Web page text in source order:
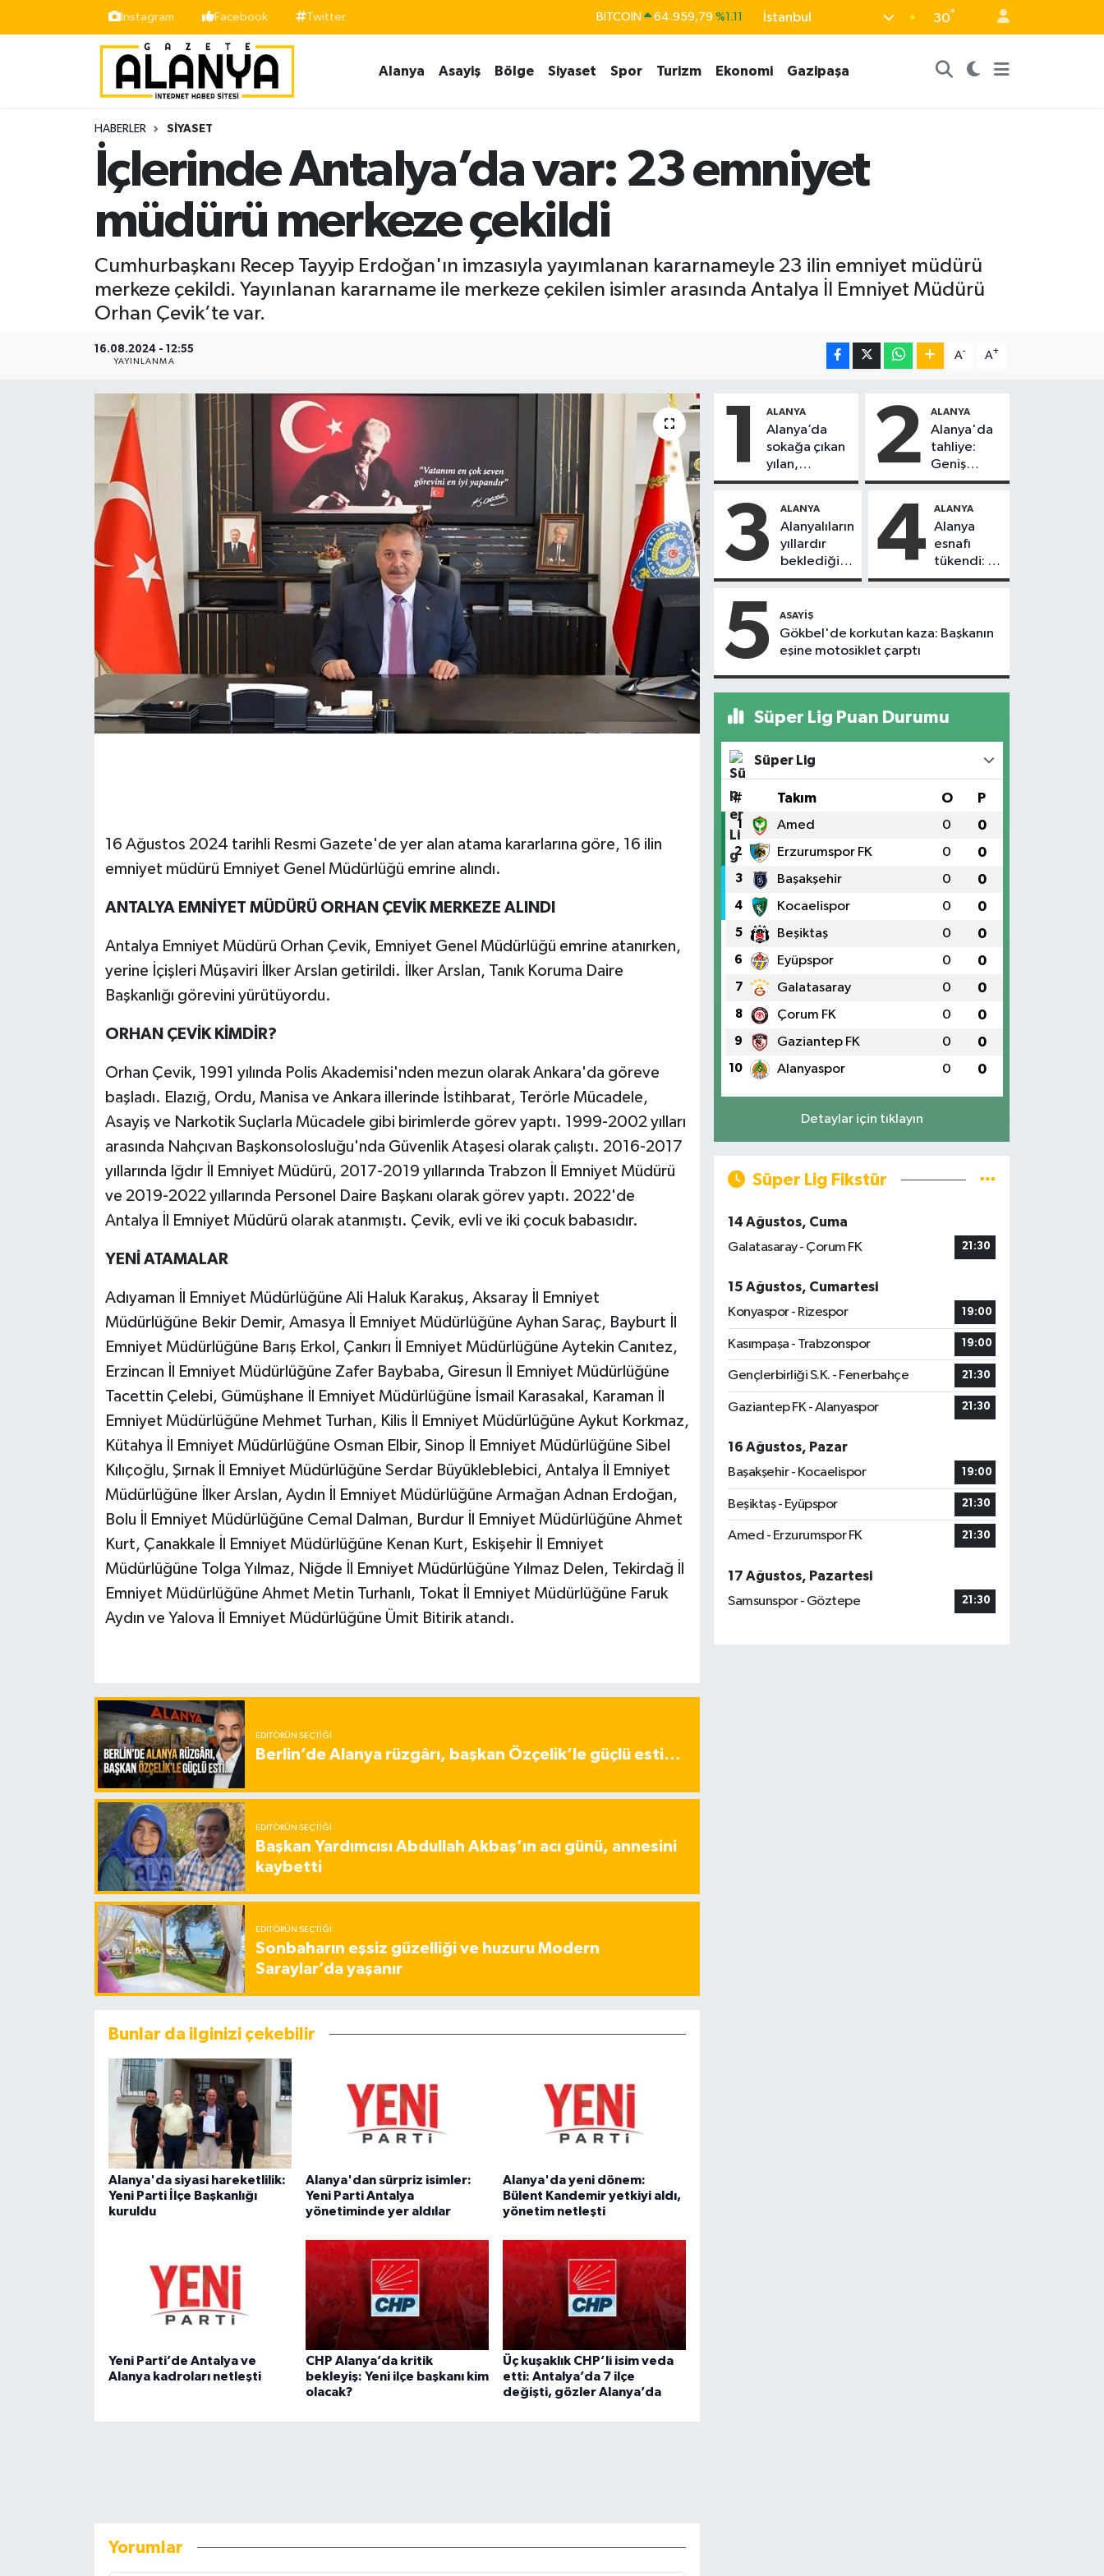
İnstagram Facebook Twitter
47,7436
İstanbul 30°
Alanya Asayiş Bölge Siyaset Spor Turizm Ekonomi Gazipaşa
HABERLER SIYASET
İçlerinde Antalya’da var: 23 emniyet
müdürü merkeze çekildi
Cumhurbaşkanı Recep Tayyip Erdoğan'ın imzasıyla yayımlanan kararnameyle 23 ilin emniyet müdürü
merkeze çekildi. Yayınlanan kararname ile merkeze çekilen isimler arasında Antalya İl Emniyet Müdürü
Orhan Çevik’te var.
16.08.2024 - 12:55
YAYINLANMA
A- A+
16 Ağustos 2024 tarihli Resmi Gazete'de yer alan atama kararlarına göre, 16 ilin
emniyet müdürü Emniyet Genel Müdürlüğü emrine alındı.
ANTALYA EMNİYET MÜDÜRÜ ORHAN ÇEVİK MERKEZE ALINDI
Antalya Emniyet Müdürü Orhan Çevik, Emniyet Genel Müdürlüğü emrine atanırken,
yerine İçişleri Müşaviri İlker Arslan getirildi. İlker Arslan, Tanık Koruma Daire
Başkanlığı görevini yürütüyordu.
ORHAN ÇEVİK KİMDİR?
Orhan Çevik, 1991 yılında Polis Akademisi'nden mezun olarak Ankara'da göreve
başladı. Elazığ, Ordu, Manisa ve Ankara illerinde İstihbarat, Terörle Mücadele,
Asayiş ve Narkotik Suçlarla Mücadele gibi birimlerde görev yaptı. 1999-2002 yılları
arasında Nahçıvan Başkonsolosluğu'nda Güvenlik Ataşesi olarak çalıştı. 2016-2017
yıllarında Iğdır İl Emniyet Müdürü, 2017-2019 yıllarında Trabzon İl Emniyet Müdürü
ve 2019-2022 yıllarında Personel Daire Başkanı olarak görev yaptı. 2022'de
Antalya İl Emniyet Müdürü olarak atanmıştı. Çevik, evli ve iki çocuk babasıdır.
YENİ ATAMALAR
Adıyaman İl Emniyet Müdürlüğüne Ali Haluk Karakuş, Aksaray İl Emniyet
Müdürlüğüne Bekir Demir, Amasya İl Emniyet Müdürlüğüne Ayhan Saraç, Bayburt İl
Emniyet Müdürlüğüne Barış Erkol, Çankırı İl Emniyet Müdürlüğüne Aytekin Canıtez,
Erzincan İl Emniyet Müdürlüğüne Zafer Baybaba, Giresun İl Emniyet Müdürlüğüne
Tacettin Çelebi, Gümüşhane İl Emniyet Müdürlüğüne İsmail Karasakal, Karaman İl
Emniyet Müdürlüğüne Mehmet Turhan, Kilis İl Emniyet Müdürlüğüne Aykut Korkmaz,
Kütahya İl Emniyet Müdürlüğüne Osman Elbir, Sinop İl Emniyet Müdürlüğüne Sibel
Kılıçoğlu, Şırnak İl Emniyet Müdürlüğüne Serdar Büyükleblebici, Antalya İl Emniyet
Müdürlüğüne İlker Arslan, Aydın İl Emniyet Müdürlüğüne Armağan Adnan Erdoğan,
Bolu İl Emniyet Müdürlüğüne Cemal Dalman, Burdur İl Emniyet Müdürlüğüne Ahmet
Kurt, Çanakkale İl Emniyet Müdürlüğüne Kenan Kurt, Eskişehir İl Emniyet
Müdürlüğüne Tolga Yılmaz, Niğde İl Emniyet Müdürlüğüne Yılmaz Delen, Tekirdağ İl
Emniyet Müdürlüğüne Ahmet Metin Turhanlı, Tokat İl Emniyet Müdürlüğüne Faruk
Aydın ve Yalova İl Emniyet Müdürlüğüne Ümit Bitirik atandı.
EDITÖRÜN SEÇTIĞI
Berlin’de Alanya rüzgârı, başkan Özçelik’le güçlü esti…
EDITÖRÜN SEÇTIĞI
Başkan Yardımcısı Abdullah Akbaş’ın acı günü, annesini
kaybetti
EDITÖRÜN SEÇTIĞI
Sonbaharın eşsiz güzelliği ve huzuru Modern
Saraylar’da yaşanır
Bunlar da ilginizi çekebilir
Alanya'da siyasi hareketlilik:
Yeni Parti İlçe Başkanlığı
kuruldu
Alanya'dan sürpriz isimler:
Yeni Parti Antalya
yönetiminde yer aldılar
Alanya'da yeni dönem:
Bülent Kandemir yetkiyi aldı,
yönetim netleşti
Yeni Parti’de Antalya ve
Alanya kadroları netleşti
CHP Alanya’da kritik
bekleyiş: Yeni ilçe başkanı kim
olacak?
Üç kuşaklık CHP’li isim veda
etti: Antalya’da 7 ilçe
değişti, gözler Alanya’da
Yorumlar
1 ALANYA
Alanya’da
sokağa çıkan
yılan,
vatandaşı
2 ALANYA
Alanya'da
tahliye:
Geniş
güvenlik
alındı
3 ALANYA
Alanyalıların
yıllardır
beklediği
yol askıdan
4 ALANYA
Alanya
esnafı
tükendi: 1
ayda 150
5 ASAYIŞ
Gökbel'de korkutan kaza: Başkanın
eşine motosiklet çarptı
Süper Lig Puan Durumu
Süper Lig
# Takım O P
1 Amed 0 0
2 Erzurumspor FK 0 0
3 Başakşehir 0 0
4 Kocaelispor 0 0
5 Beşiktaş 0 0
6 Eyüpspor 0 0
7 Galatasaray 0 0
8 Çorum FK 0 0
9 Gaziantep FK 0 0
10 Alanyaspor 0 0
Detaylar için tıklayın
Süper Lig Fikstür
14 Ağustos, Cuma
Galatasaray - Çorum FK
21:30
15 Ağustos, Cumartesi
Konyaspor - Rizespor
19:00
Kasımpaşa - Trabzonspor 19:00
Gençlerbirliği S.K. - Fenerbahçe 21:30
Gaziantep FK - Alanyaspor 21:30
16 Ağustos, Pazar
Başakşehir - Kocaelispor
19:00
Beşiktaş - Eyüpspor 21:30
Amed - Erzurumspor FK 21:30
17 Ağustos, Pazartesi
Samsunspor - Göztepe
21:30
Ekonomi
Gazipaşa
İstanbul Nöbetçi Eczaneler
İstanbul Hava Durumu
İstanbul Trafik Yoğunluk Haritası
Süper Lig Puan Durumu ve Fikstür
Tüm Manşetler
Son Dakika Haberleri
Haber Arşivi